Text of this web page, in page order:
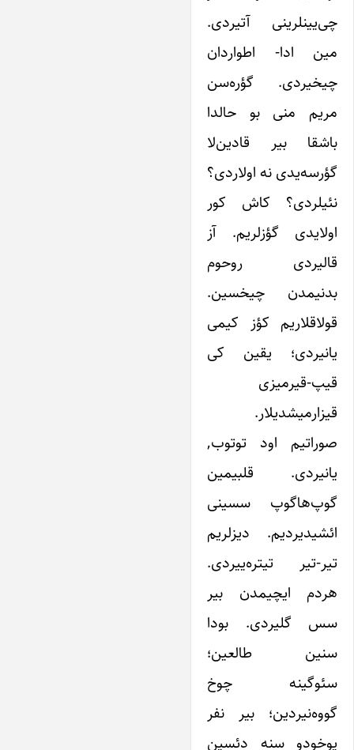
چی‌یینلرینی آتیردی.
مین ادا- اطواردان
چیخیردی. گؤره‌سن
مریم منی بو حالدا
باشقا بیر قادین‌لا
گؤرسه‌یدی نه اولاردی؟
نئیلردی؟ کاش کور
اولایدی گؤزلریم. آز
قالیردی روحوم
بدنیمدن چیخسین.
قولاقلاریم کؤز کیمی
یانیردی؛ یقین کی
قیپ‌-قیرمیزی
قیزارمیشدیلار.
صوراتیم اود ‌توتوب,
یانیردی. قلبیمین
گوپ‌هاگوپ سسینی
ائشیدیردیم. دیزلریم
تیر-تیر تیتره‌ییردی.
هردم ایچیمدن بیر
سس گلیردی. بودا
سنین طالعین؛
سئوگینه چوخ
گووه‌نیردین؛ بیر نفر
یوخودو سنه دئسین